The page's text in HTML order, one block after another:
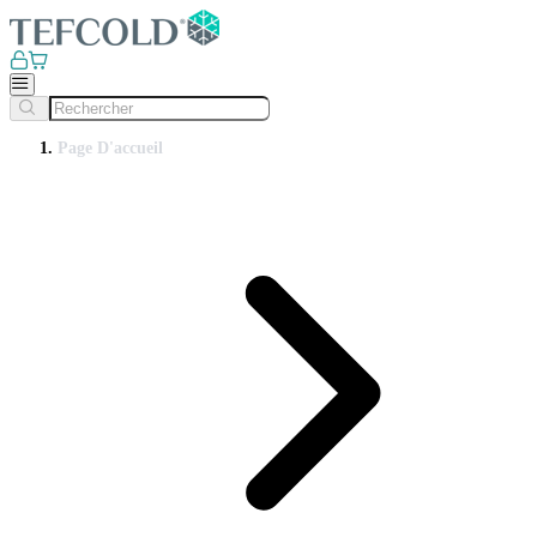
Page D'accueil